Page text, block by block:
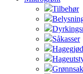
Tilbehør
Såkasser